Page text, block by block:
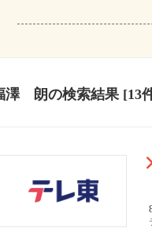
澤 朗の検索結果 [13